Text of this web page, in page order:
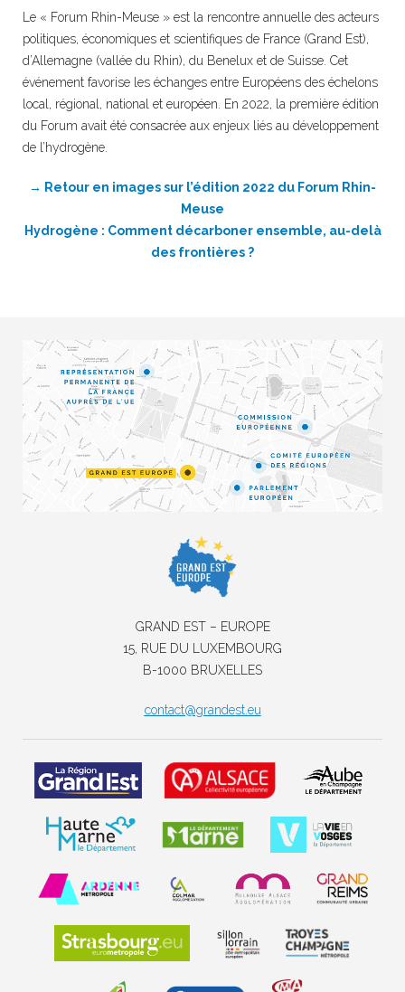
Le « Forum Rhin-Meuse » est la rencontre annuelle des acteurs
politiques, économiques et scientifiques de France (Grand Est),
d’Allemagne (vallée du Rhin), du Benelux et de Suisse. Cet
événement favorise les échanges entre Européens des échelons
local, régional, national et européen. En 2022, la première édition
du Forum avait été consacrée aux enjeux liés au développement
de l’hydrogène.
→ Retour en images sur l’édition 2022 du Forum Rhin-
Meuse
Hydrogène : Comment décarboner ensemble, au-delà
des frontières ?
GRAND EST – EUROPE
15, RUE DU LUXEMBOURG
B-1000 BRUXELLES
contact@grandest.eu